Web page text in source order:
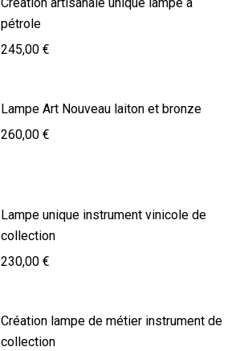
Création artisanale unique lampe à
pétrole
245,00 €
Lampe Art Nouveau laiton et bronze
260,00 €
Lampe unique instrument vinicole de
collection
230,00 €
Création lampe de métier instrument de
collection